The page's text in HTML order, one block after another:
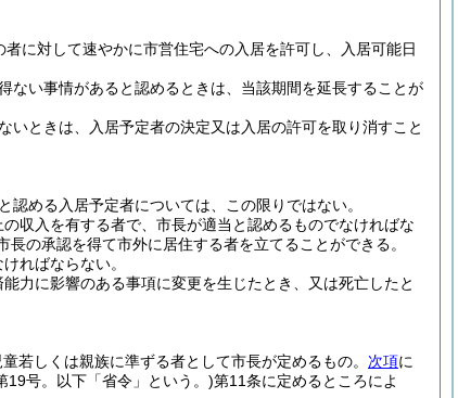
に対して速やかに市営住宅への入居を許可し、入居可能日
ない事情があると認めるときは、当該期間を延長することが
いときは、入居予定者の決定又は入居の許可を取り消すこと
認める入居予定者については、この限りではない。
収入を有する者で、市長が適当と認めるものでなければな
の承認を得て市外に居住する者を立てることができる。
ればならない。
力に影響のある事項に変更を生じたとき、又は死亡したと
若しくは親族に準ずる者として市長が定めるもの。 次項に
19号。以下「省令」という。)第11条に定めるところによ